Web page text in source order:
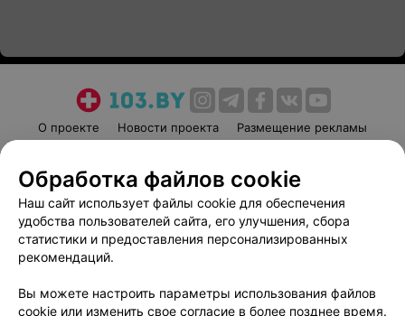
О проекте Новости проекта
Размещение рекламы
Пользовательское соглашение
Способы оплаты
Вакансии
Партнеры
Написать руководителю 103.by
Обработка персональных данных
Обработка файлов cookie
Наш сайт использует файлы cookie для обеспечения
удобства пользователей сайта, его улучшения, сбора
статистики и предоставления персонализированных
рекомендаций.
Вы можете настроить параметры использования файлов
cookie или изменить свое согласие в более позднее время.